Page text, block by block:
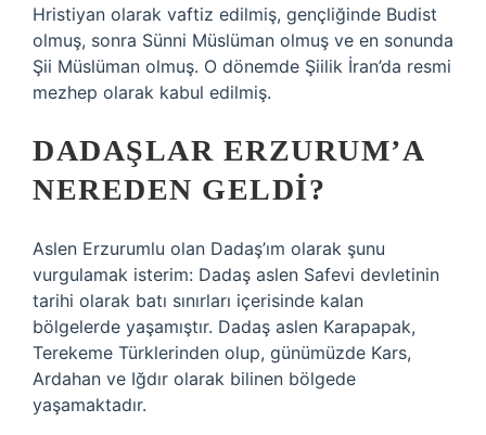
Hristiyan olarak vaftiz edilmiş, gençliğinde Budist
olmuş, sonra Sünni Müslüman olmuş ve en sonunda
Şii Müslüman olmuş. O dönemde Şiilik İran’da resmi
mezhep olarak kabul edilmiş.
DADAŞLAR ERZURUM’A
NEREDEN GELDI?
Aslen Erzurumlu olan Dadaş’ım olarak şunu
vurgulamak isterim: Dadaş aslen Safevi devletinin
tarihi olarak batı sınırları içerisinde kalan
bölgelerde yaşamıştır. Dadaş aslen Karapapak,
Terekeme Türklerinden olup, günümüzde Kars,
Ardahan ve Iğdır olarak bilinen bölgede
yaşamaktadır.